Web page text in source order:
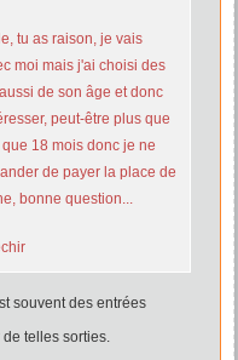
tu as raison, je vais
moi mais j'ai choisi des
de son âge et donc
peut-être plus que
18 mois donc je ne
de payer la place de
bonne question...
souvent des entrées
telles sorties.